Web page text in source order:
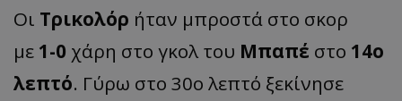
Οι Τρικολόρ ήταν μπροστά στο σκορ
με 1-0 χάρη στο γκολ του Μπαπέ στο 14ο
λεπτό. Γύρω στο 30ο λεπτό ξεκίνησε